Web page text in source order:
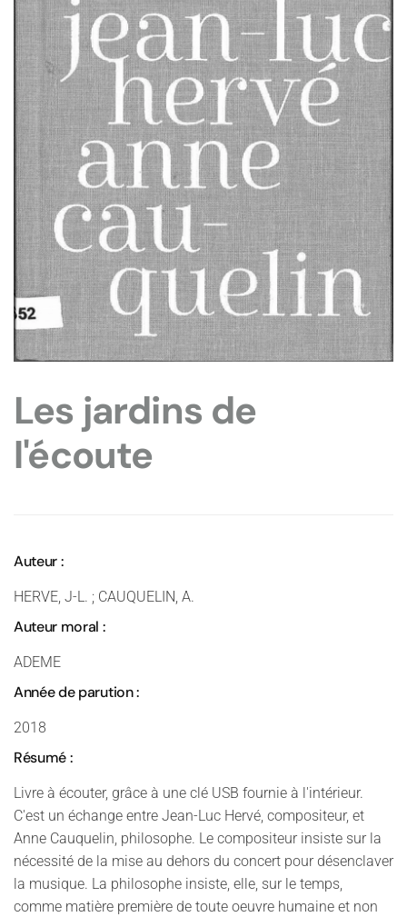
Les jardins de
l'écoute
Auteur :
HERVE, J-L. ; CAUQUELIN, A.
Auteur moral :
ADEME
Année de parution :
2018
Résumé :
Livre à écouter, grâce à une clé USB fournie à l'intérieur.
C'est un échange entre Jean-Luc Hervé, compositeur, et
Anne Cauquelin, philosophe. Le compositeur insiste sur la
nécessité de la mise au dehors du concert pour désenclaver
la musique. La philosophe insiste, elle, sur le temps,
comme matière première de toute oeuvre humaine et non